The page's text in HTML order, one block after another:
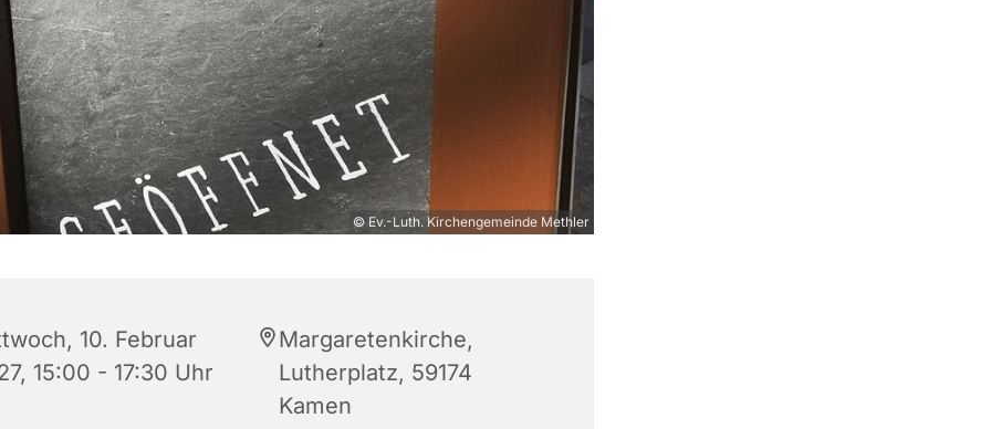
© Ev.-Luth. Kirchengemeinde Methler
10. Februar
15:00 - 17:30 Uhr
Margaretenkirche,
Lutherplatz, 59174
Kamen